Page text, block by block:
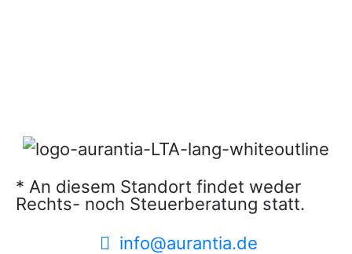
* An diesem Standort findet weder
Rechts- noch Steuerberatung statt.
info@aurantia.de